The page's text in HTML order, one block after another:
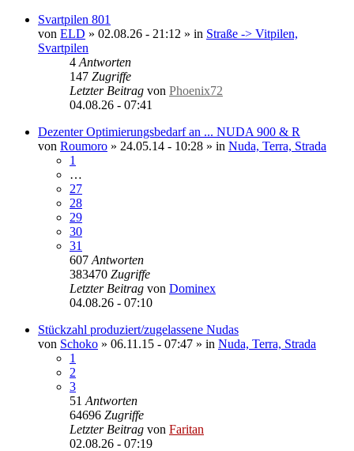
Svartpilen 801
von ELD » 02.08.26 - 21:12 » in Straße -> Vitpilen,
Svartpilen
4 Antworten
147 Zugriffe
Letzter Beitrag von Phoenix72
04.08.26 - 07:41
Dezenter Optimierungsbedarf an ... NUDA 900 & R
von Roumoro » 24.05.14 - 10:28 » in Nuda, Terra, Strada
1
…
27
28
29
30
31
607 Antworten
383470 Zugriffe
Letzter Beitrag von Dominex
04.08.26 - 07:10
Stückzahl produziert/zugelassene Nudas
von Schoko » 06.11.15 - 07:47 » in Nuda, Terra, Strada
1
2
3
51 Antworten
64696 Zugriffe
Letzter Beitrag von Faritan
02.08.26 - 07:19